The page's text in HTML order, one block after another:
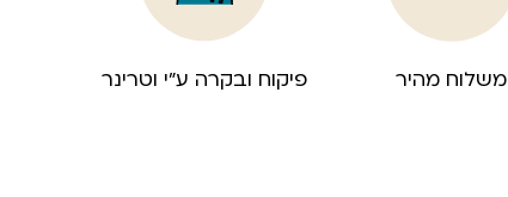
משלוח מהיר פיקוח ובקרה ע”י וטרינר